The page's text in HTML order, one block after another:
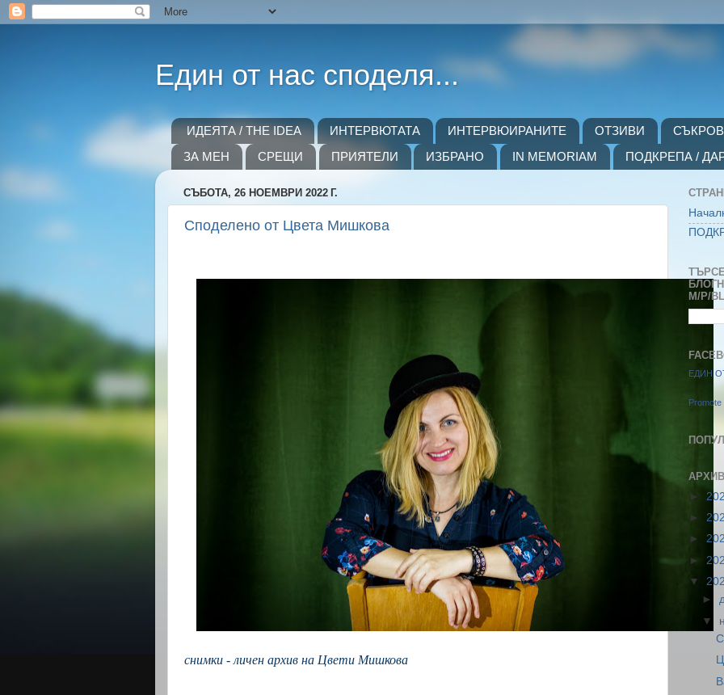
Един от нас споделя...
ИДЕЯТА / THE IDEA ИНТЕРВЮТАТА ИНТЕРВЮИРАНИТЕ ОТЗИВИ
ЗА МЕН
СРЕЩИ ПРИЯТЕЛИ ИЗБРАНО IN MEMORIAM ПОДКРЕПА /
СЪБОТА, 26 НОЕМВРИ 2022 Г.
Споделено от Цвета Мишкова
снимки - личен архив на Цвети Мишкова
M/P/
ЕДИН
Promote
►
►
►
►
▼
►
▼